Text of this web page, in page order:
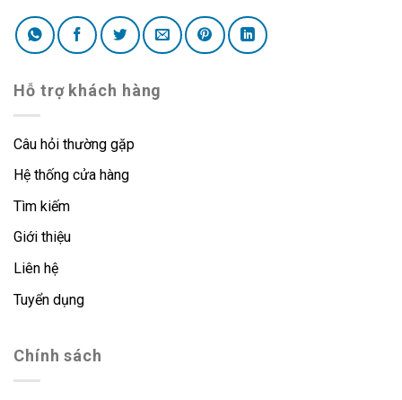
Hỗ trợ khách hàng
Câu hỏi thường gặp
Hệ thống cửa hàng
Tìm kiếm
Giới thiệu
Liên hệ
Tuyển dụng
Chính sách